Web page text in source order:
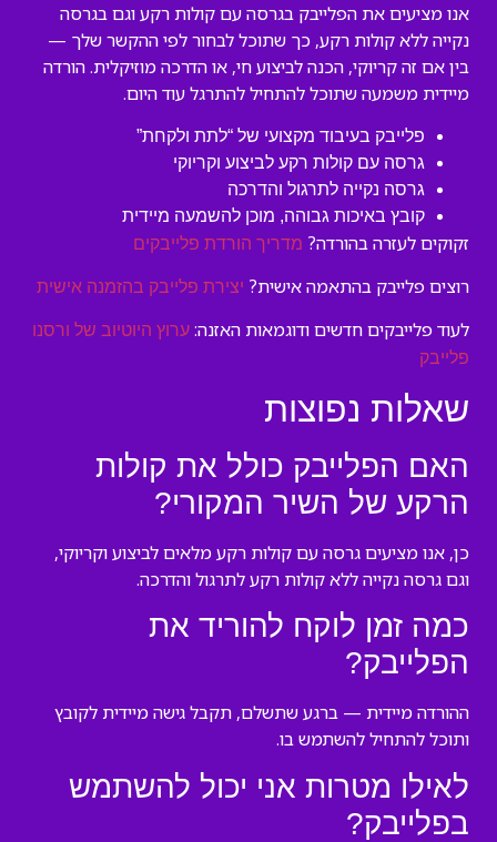
אנו מציעים את הפלייבק בגרסה עם קולות רקע וגם בגרסה
נקייה ללא קולות רקע, כך שתוכל לבחור לפי ההקשר שלך —
בין אם זה קריוקי, הכנה לביצוע חי, או הדרכה מוזיקלית. הורדה
מיידית משמעה שתוכל להתחיל להתרגל עוד היום.
פלייבק בעיבוד מקצועי של “לתת ולקחת”
גרסה עם קולות רקע לביצוע וקריוקי
גרסה נקייה לתרגול והדרכה
קובץ באיכות גבוהה, מוכן להשמעה מיידית
זקוקים לעזרה בהורדה? מדריך הורדת פלייבקים
רוצים פלייבק בהתאמה אישית? יצירת פלייבק בהזמנה אישית
לעוד פלייבקים חדשים ודוגמאות האזנה: ערוץ היוטיוב של ורסנו
פלייבק
שאלות נפוצות
האם הפלייבק כולל את קולות
הרקע של השיר המקורי?
כן, אנו מציעים גרסה עם קולות רקע מלאים לביצוע וקריוקי,
וגם גרסה נקייה ללא קולות רקע לתרגול והדרכה.
כמה זמן לוקח להוריד את
הפלייבק?
ההורדה מיידית — ברגע שתשלם, תקבל גישה מיידית לקובץ
ותוכל להתחיל להשתמש בו.
לאילו מטרות אני יכול להשתמש
בפלייבק?